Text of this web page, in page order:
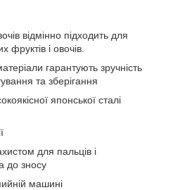
відмінно підходить для
фруктів і овочів.
гарантують зручність
та зберігання
японської сталі
для пальців і
до зносу
машині